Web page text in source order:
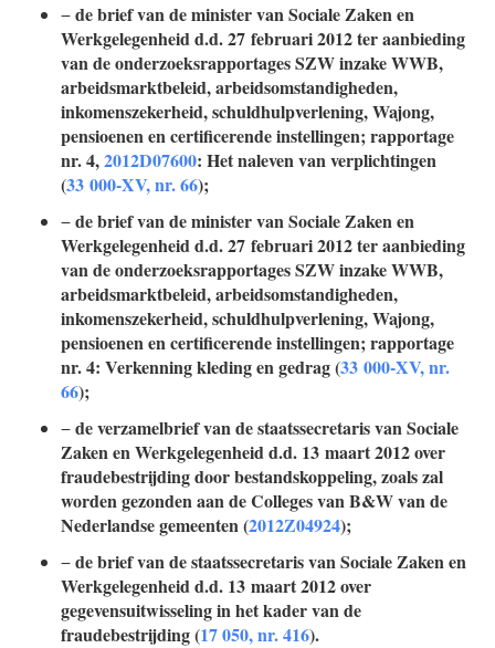
−de brief van de minister van Sociale Zaken en
Werkgelegenheid d.d. 27 februari 2012 ter aanbieding
van de onderzoeksrapportages SZW inzake WWB,
arbeidsmarktbeleid, arbeidsomstandigheden,
inkomenszekerheid, schuldhulpverlening, Wajong,
pensioenen en certificerende instellingen; rapportage
nr. 4,2012D07600: Het naleven van verplichtingen
(33 000-XV, nr. 66);
−de brief van de minister van Sociale Zaken en
Werkgelegenheid d.d. 27 februari 2012 ter aanbieding
van de onderzoeksrapportages SZW inzake WWB,
arbeidsmarktbeleid, arbeidsomstandigheden,
inkomenszekerheid, schuldhulpverlening, Wajong,
pensioenen en certificerende instellingen; rapportage
nr. 4: Verkenning kleding en gedrag (33 000-XV, nr.
66);
−de verzamelbrief van de staatssecretaris van Sociale
Zaken en Werkgelegenheid d.d. 13 maart 2012 over
fraudebestrijding door bestandskoppeling, zoals zal
worden gezonden aan de Colleges van B&W van de
Nederlandse gemeenten (2012Z04924);
−de brief van de staatssecretaris van Sociale Zaken en
Werkgelegenheid d.d. 13 maart 2012 over
gegevensuitwisseling in het kader van de
fraudebestrijding (17 050, nr. 416).